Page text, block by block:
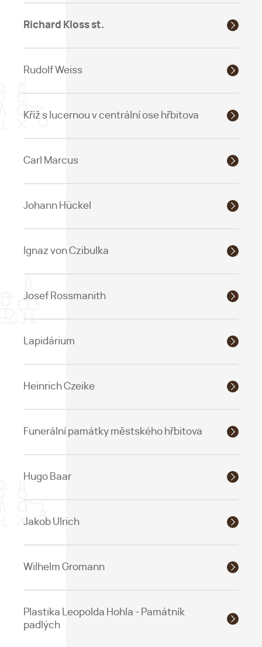
Richard Kloss st.
Rudolf Weiss
Kříž s lucernou v centrální ose hřbitova
Carl Marcus
Johann Hückel
Ignaz von Czibulka
Josef Rossmanith
Lapidárium
Heinrich Czeike
Funerální památky městského hřbitova
Hugo Baar
Jakob Ulrich
Wilhelm Gromann
Plastika Leopolda Hohla - Památník
padlých